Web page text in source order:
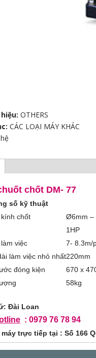
OTHERS
CÁC LOẠI MÁY KHÁC
ạ
ộ
n
chốt DM- 77
số kỹ thuật
chốt
Ø6mm –
1HP
việc
7- 8.3m/
làm việc nhỏ nhất220mm
đóng kiện
670 x
58kg
Đài Loan
: 0979 76 78 94
máy trực tiếp tại : Số 166
CHÀ NHÁM